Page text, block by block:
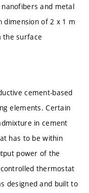
and metal
dimension of 2 x 1 m
the surface
cement-based
elements. Certain
in cement
has to be within
power of the
thermostat
designed and built to